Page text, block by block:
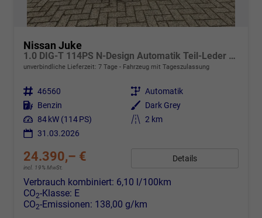
Nissan Juke
1.0 DIG-T 114PS N-Design Automatik Teil-Leder Klimaautomatik Sitzheizung Lenkradheizung PDC v+h Rückf.Kamera Navi 19"LM Bluetooth Touchscreen Apple CarPlay Android Auto
unverbindliche Lieferzeit: 7 Tage Fahrzeug mit Tageszulassung
Fahrzeugnr. 46560 Getriebe Automatik
Kraftstoff Benzin Außenfarbe
Dark Grey
Leistung 84 kW (114 PS) Kilometerstand 2 km
31.03.2026
24.390,– €
incl. 19% MwSt.
Details
Verbrauch kombiniert: 6,10 l/100km
CO2-Klasse: E
CO2-Emissionen: 138,00 g/km